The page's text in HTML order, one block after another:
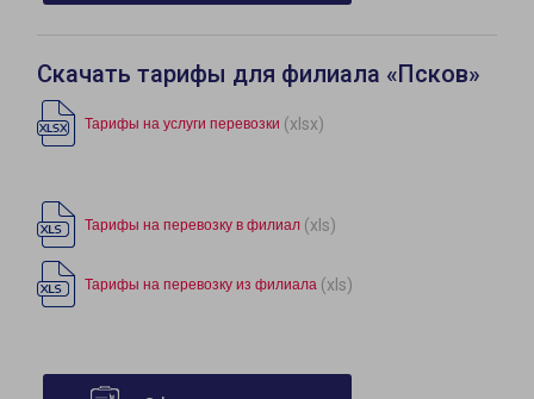
Скачать тарифы для филиала «Псков»
Тарифы на услуги перевозки (xlsx)
Тарифы на перевозку в филиал (xls)
Тарифы на перевозку из филиала (xls)